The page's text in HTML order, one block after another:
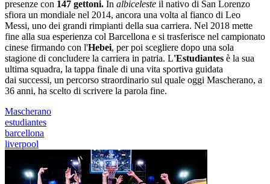
presenze con 147 gettoni. In albiceleste il nativo di San Lorenzo
sfiora un mondiale nel 2014, ancora una volta al fianco di Leo
Messi, uno dei grandi rimpianti della sua carriera. Nel 2018 mette
fine alla sua esperienza col Barcellona e si trasferisce nel campionato
cinese firmando con l'Hebei, per poi scegliere dopo una sola
stagione di concludere la carriera in patria. L'Estudiantes è la sua
ultima squadra, la tappa finale di una vita sportiva guidata
dai successi, un percorso straordinario sul quale oggi Mascherano, a
36 anni, ha scelto di scrivere la parola fine.
Mascherano
estudiantes
barcellona
liverpool